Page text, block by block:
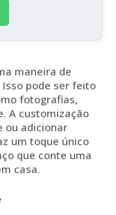
maneira de
pode ser feito
fotografias,
A customização
ou adicionar
um toque único
que conte uma
casa.